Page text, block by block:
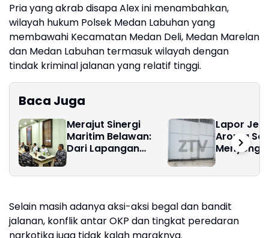
Pria yang akrab disapa Alex ini menambahkan,
wilayah hukum Polsek Medan Labuhan yang
membawahi Kecamatan Medan Deli, Medan Marelan
dan Medan Labuhan termasuk wilayah dengan
tindak kriminal jalanan yang relatif tinggi.
Baca Juga
Merajut Sinergi
Maritim Belawan:
Dari Lapangan
Keamanan Selat
Lapor
Aroma
Laut
Perairan
Ilegal
Selain masih adanya aksi-aksi begal dan bandit
jalanan, konflik antar OKP dan tingkat peredaran
narkotika juga tidak kalah maraknya.